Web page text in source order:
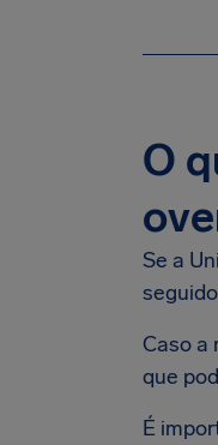
O
Se a
Caso a
que
É